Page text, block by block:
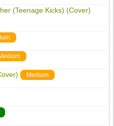
(Teenage Kicks) (Cover)
Medium